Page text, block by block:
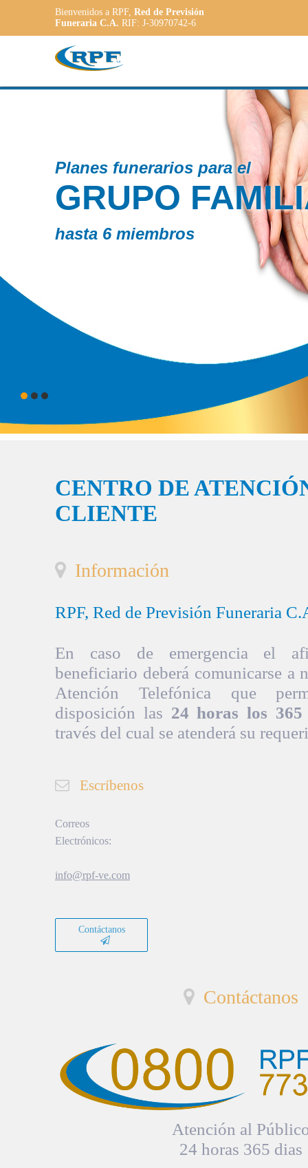
Bienvenidos a RPF, Red de Previsión
Funeraria C.A. RIF: J-30970742-6
CENTRO DE
CLIENTE
Información
RPF, Red de Previsión Funeraria
En caso de emergencia el
beneficiario deberá comunicarse a
Atención Telefónica que
disposición las 24 horas los
través del cual se atenderá su
Escríbenos
Correos
Electrónicos:
info@rpf-ve.com
Contáctanos
Contáctanos
Atención al
24 horas 365 dias